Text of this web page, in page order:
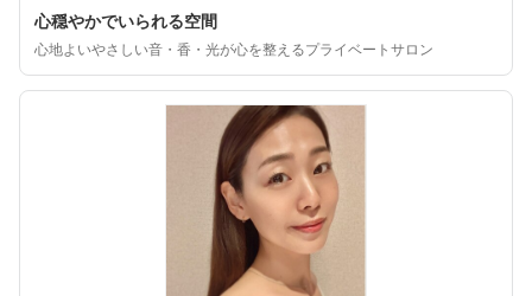
心穏やかでいられる空間
心地よいやさしい音・香・光が心を整えるプライベートサロン